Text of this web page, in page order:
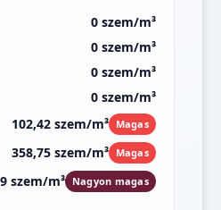
0 szem/m³
0 szem/m³
0 szem/m³
0 szem/m³
102,42 szem/m³ Magas
358,75 szem/m³ Magas
szem/m³ Nagyon magas